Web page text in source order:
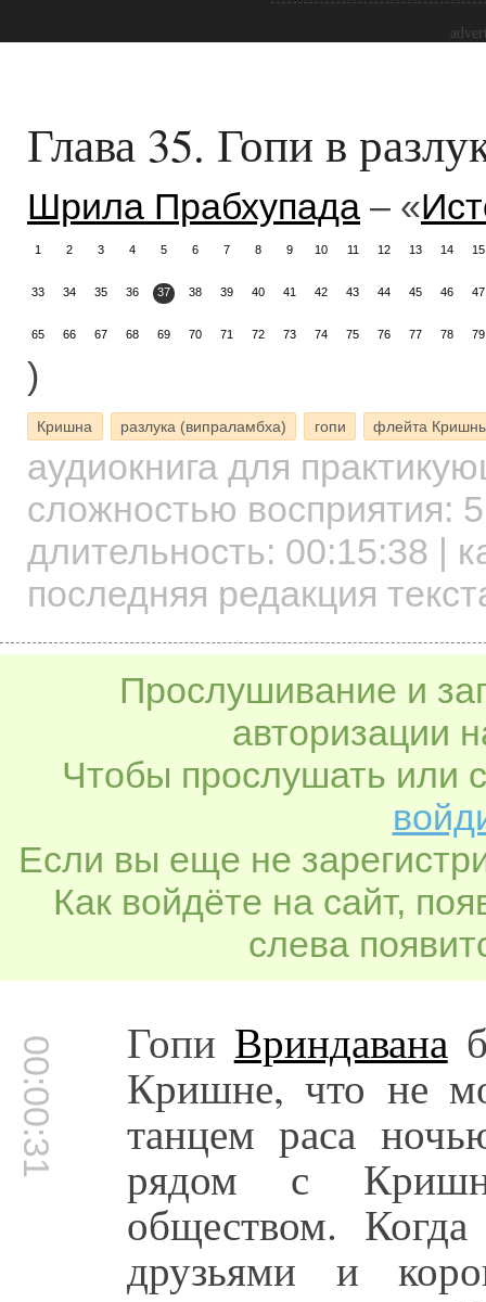
Глава 35. Гопи в
Шрила Прабхупада – «
1 2 3 4 5 6 7 8 9 10 11 12 13 14 15
33 34 35 36 37 38 39 40 41 42 43 44 45 46 47
65 66 67 68 69 70 71 72 73 74 75 76 77 78 79
)
Кришна разлука (випраламбха) гопи флейта
аудиокнига для
сложностью восприятия: 5
длительность: 00:15:38 |
последняя редакция
Прослушивание и
авторизации
Чтобы прослушать или
Если вы еще не
Как войдёте на сайт,
слева
00:00:31 Гопи Вриндавана
Кришне, что не
танцем раса
рядом с
обществом.
друзьями и